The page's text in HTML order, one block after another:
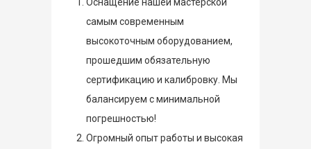
Оснащение нашей мастерской
самым современным
высокоточным оборудованием,
прошедшим обязательную
сертификацию и калибровку. Мы
балансируем с минимальной
погрешностью!
Огромный опыт работы и высокая